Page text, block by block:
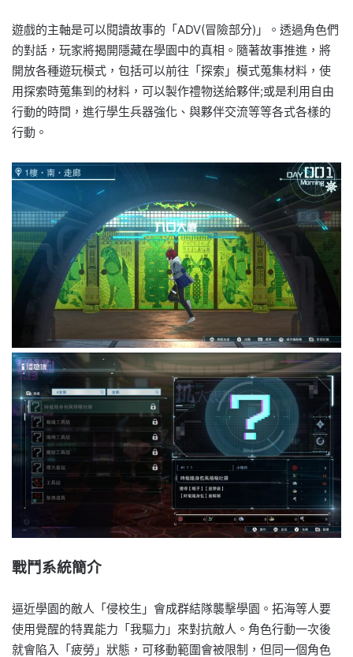
遊戲的主軸是可以閱讀故事的「ADV(冒險部分)」。透過角色們
的對話，玩家將揭開隱藏在學園中的真相。隨著故事推進，將
開放各種遊玩模式，包括可以前往「探索」模式蒐集材料，使
用探索時蒐集到的材料，可以製作禮物送給夥伴;或是利用自由
行動的時間，進行學生兵器強化、與夥伴交流等等各式各樣的
行動。
戰鬥系統簡介
逼近學園的敵人「侵校生」會成群結隊襲擊學園。拓海等人要
使用覺醒的特異能力「我驅力」來對抗敵人。角色行動一次後
就會陷入「疲勞」狀態，可移動範圍會被限制，但同一個角色